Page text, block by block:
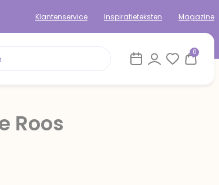
Klantenservice Inspiratieteksten Magazine
0
Roos